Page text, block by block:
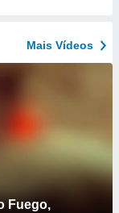
Mais Vídeos
Fuego,